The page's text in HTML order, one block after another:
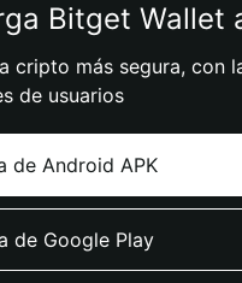
Bitget Wallet
cripto más segura, con
de usuarios
de Android APK
de Google Play